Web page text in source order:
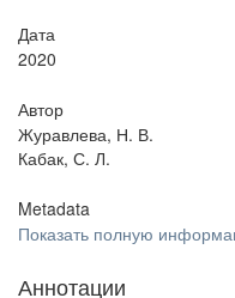
Дата
2020
Автор
Журавлева, Н. В.
Кабак, С. Л.
Metadata
Показать полную
Аннотации